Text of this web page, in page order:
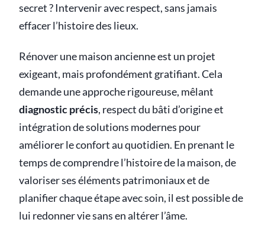
secret ? Intervenir avec respect, sans jamais
effacer l’histoire des lieux.
Rénover une maison ancienne est un projet
exigeant, mais profondément gratifiant. Cela
demande une approche rigoureuse, mêlant
diagnostic précis, respect du bâti d’origine et
intégration de solutions modernes pour
améliorer le confort au quotidien. En prenant le
temps de comprendre l’histoire de la maison, de
valoriser ses éléments patrimoniaux et de
planifier chaque étape avec soin, il est possible de
lui redonner vie sans en altérer l’âme.